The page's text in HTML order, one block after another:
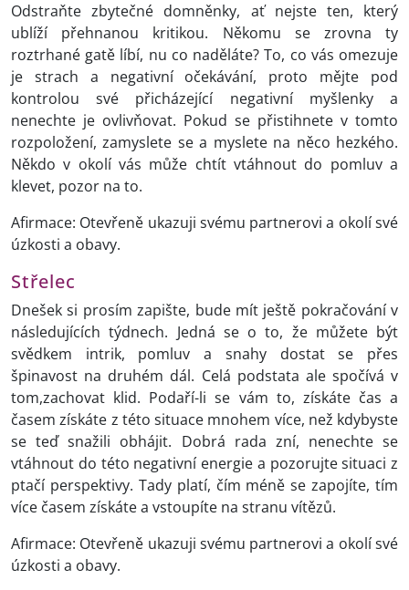
Odstraňte zbytečné domněnky, ať nejste ten, který
ublíží přehnanou kritikou. Někomu se zrovna ty
roztrhané gatě líbí, nu co naděláte? To, co vás omezuje
je strach a negativní očekávání, proto mějte pod
kontrolou své přicházející negativní myšlenky a
nenechte je ovlivňovat. Pokud se přistihnete v tomto
rozpoložení, zamyslete se a myslete na něco hezkého.
Někdo v okolí vás může chtít vtáhnout do pomluv a
klevet, pozor na to.
Afirmace: Otevřeně ukazuji svému partnerovi a okolí své
úzkosti a obavy.
Střelec
Dnešek si prosím zapište, bude mít ještě pokračování v
následujících týdnech. Jedná se o to, že můžete být
svědkem intrik, pomluv a snahy dostat se přes
špinavost na druhém dál. Celá podstata ale spočívá v
tom,zachovat klid. Podaří-li se vám to, získáte čas a
časem získáte z této situace mnohem více, než kdybyste
se teď snažili obhájit. Dobrá rada zní, nenechte se
vtáhnout do této negativní energie a pozorujte situaci z
ptačí perspektivy. Tady platí, čím méně se zapojíte, tím
více časem získáte a vstoupíte na stranu vítězů.
Afirmace: Otevřeně ukazuji svému partnerovi a okolí své
úzkosti a obavy.